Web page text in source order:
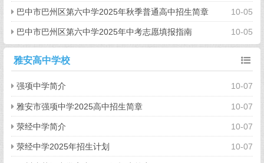
10-05
巴中市巴州区第六中学2025年秋季普通高中招生简章
10-05
巴中市巴州区第六中学2025年中考志愿填报指南
雅安高中学校
10-07
强项中学简介
10-07
雅安市强项中学2025高中招生简章
10-07
荥经中学简介
10-07
荥经中学2025年招生计划